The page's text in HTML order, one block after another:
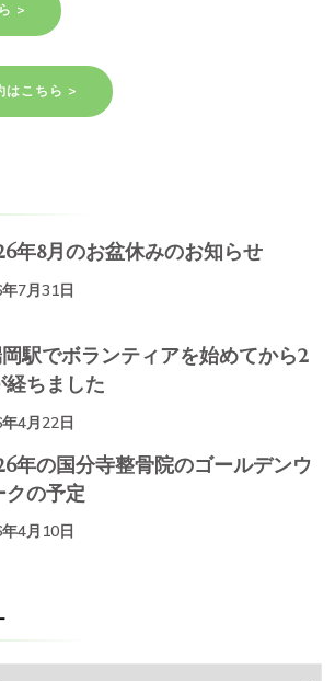
>
はこちら >
年8月のお盆休みのお知らせ
7月31日
岡駅でボランティアを始めてから2
経ちました
4月22日
年の国分寺整骨院のゴールデンウ
クの予定
4月10日